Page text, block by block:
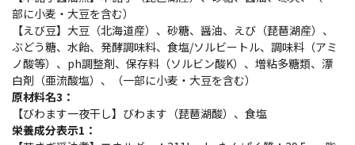
部に小麦・大豆を含む）
【えび豆】大豆（北海道産）、砂糖、醤油、えび（琵琶湖産）、
ぶどう糖、水飴、発酵調味料、食塩/ソルビートル、調味料（アミ
ノ酸等）、ph調整剤、保存料（ソルビン酸K）、増粘多糖類、漂
白剤（亜流酸塩）、（一部に小麦・大豆を含む）
原材料名3：
【びわます一夜干し】びわます（琵琶湖酸）、食塩
栄養成分表示1：